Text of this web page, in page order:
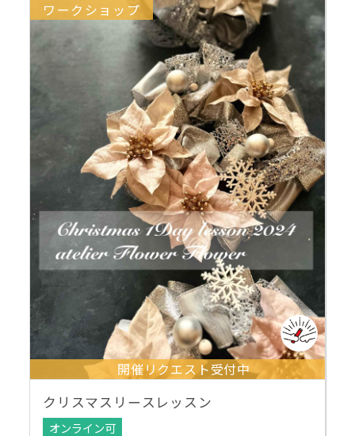
ワークショップ
開催リクエスト受付中
クリスマスリースレッスン
オンライン可